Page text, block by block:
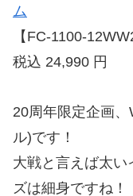
ム
【FC-1100-
税込 24,990 円
20周年限定企画
ル)です！
大戦と言えば太い
ズは細身ですね！